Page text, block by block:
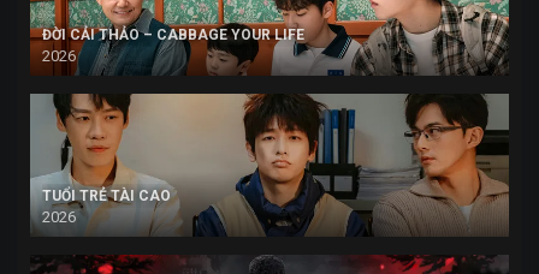
ĐỜI CẢI THẢO – CABBAGE YOUR LIFE
2026
TUỔI TRẺ TÀI CAO
2026